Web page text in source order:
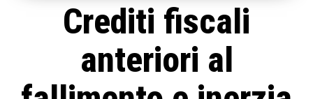
Crediti fiscali
anteriori al